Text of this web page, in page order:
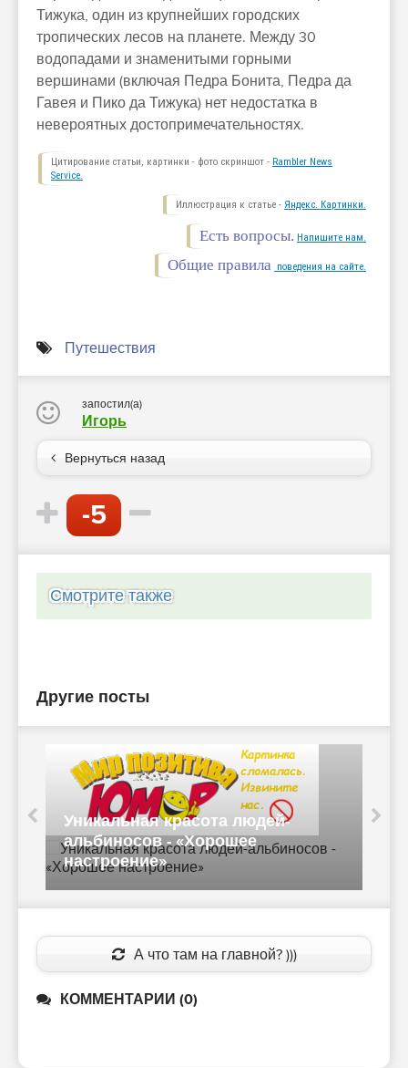
Тижука, один из крупнейших городских
тропических лесов на планете. Между 30
водопадами и знаменитыми горными
вершинами (включая Педра Бонита, Педра да
Гавея и Пико да Тижука) нет недостатка в
невероятных достопримечательностях.
Цитирование статьи, картинки - фото скриншот - Rambler News
Service.
Иллюстрация к статье - Яндекс. Картинки.
Есть вопросы. Напишите нам.
Общие правила поведения на сайте.
Путешествия
запостил(а)
Игорь
Вернуться назад
-5
Смотрите также
Другие посты
Уникальная красота людей-
альбиносов - «Хорошее
настроение»
А что там на главной? )))
КОММЕНТАРИИ (0)